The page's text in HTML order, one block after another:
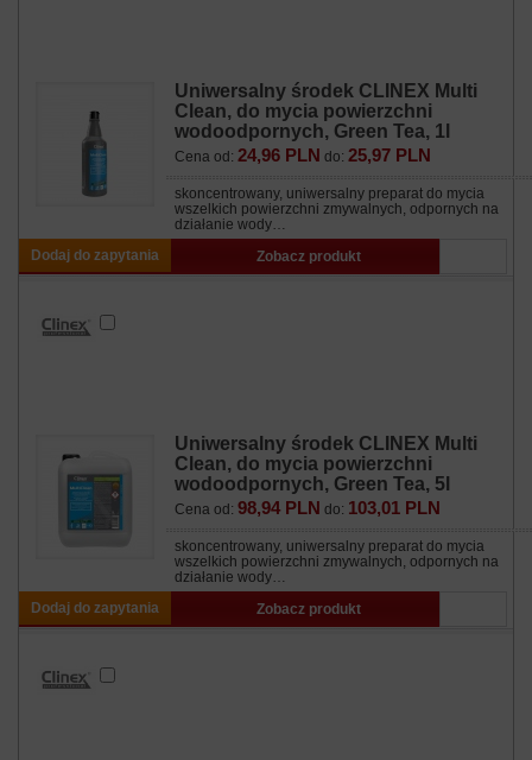
Uniwersalny środek CLINEX Multi
Clean, do mycia powierzchni
wodoodpornych, Green Tea, 1l
Cena od: 24,96 PLN do: 25,97 PLN
skoncentrowany, uniwersalny preparat do mycia
wszelkich powierzchni zmywalnych, odpornych na
działanie wody…
Dodaj do zapytania
Zobacz produkt
Uniwersalny środek CLINEX Multi
Clean, do mycia powierzchni
wodoodpornych, Green Tea, 5l
Cena od: 98,94 PLN do: 103,01 PLN
skoncentrowany, uniwersalny preparat do mycia
wszelkich powierzchni zmywalnych, odpornych na
działanie wody…
Dodaj do zapytania
Zobacz produkt